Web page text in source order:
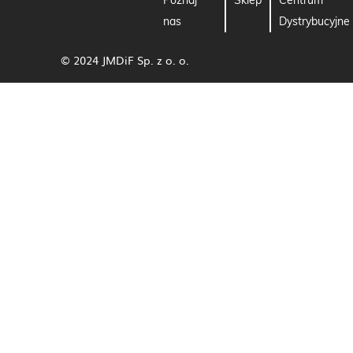
nas
Dystrybucyjne
© 2024 JMDiF Sp. z o. o.